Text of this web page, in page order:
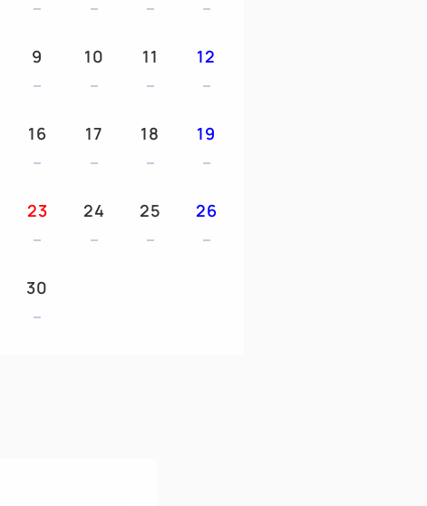
ロー、マットレスを試したい方
9 10 11 12
16 17 18 19
23 24 25 26
30